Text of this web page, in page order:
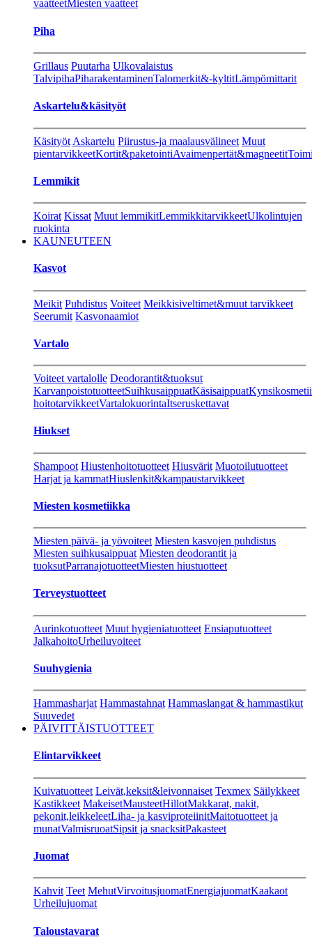
vaatteetMiesten vaatteet
Piha
Grillaus Puutarha Ulkovalaistus
TalvipihaPiharakentaminenTalomerkit&-kyltitLämpömittarit
Askartelu&käsityöt
Käsityöt Askartelu Piirustus-ja maalausvälineet Muut
pientarvikkeetKortit&paketointiAvaimenpertät&magneetit
Lemmikit
Koirat Kissat Muut lemmikitLemmikkitarvikkeetUlkolintujen
ruokinta
KAUNEUTEEN
Kasvot
Meikit Puhdistus Voiteet Meikkisiveltimet&muut tarvikkeet
Seerumit Kasvonaamiot
Vartalo
Voiteet vartalolle Deodorantit&tuoksut
KarvanpoistotuotteetSuihkusaippuatKäsisaippuat
hoitotarvikkeetVartalokuorintaItseruskettavat
Hiukset
Shampoot Hiustenhoitotuotteet Hiusvärit Muotoilutuotteet
Harjat ja kammatHiuslenkit&kampaustarvikkeet
Miesten kosmetiikka
Miesten päivä- ja yövoiteet Miesten kasvojen puhdistus
Miesten suihkusaippuat Miesten deodorantit ja
tuoksutParranajotuotteetMiesten hiustuotteet
Terveystuotteet
Aurinkotuotteet Muut hygieniatuotteet Ensiaputuotteet
JalkahoitoUrheiluvoiteet
Suuhygienia
Hammasharjat Hammastahnat Hammaslangat & hammastikut
Suuvedet
PÄIVITTÄISTUOTTEET
Elintarvikkeet
Kuivatuotteet Leivät,keksit&leivonnaiset Texmex Säilykkeet
Kastikkeet MakeisetMausteetHillotMakkarat, nakit,
pekonit,leikkeleetLiha- ja kasviproteiinitMaitotuotteet ja
munatValmisruoatSipsit ja snacksitPakasteet
Juomat
Kahvit Teet MehutVirvoitusjuomatEnergiajuomatKaakaot
Urheilujuomat
Taloustavarat